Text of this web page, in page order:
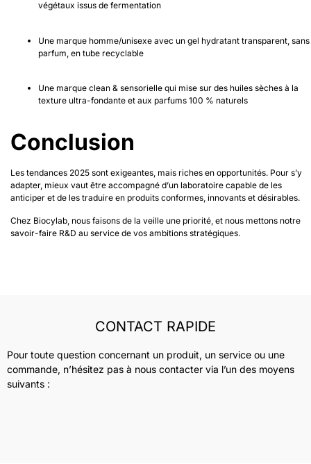
végétaux issus de fermentation
Une marque homme/unisexe avec un gel hydratant transparent, sans
parfum, en tube recyclable
Une marque clean & sensorielle qui mise sur des huiles sèches à la
texture ultra-fondante et aux parfums 100 % naturels
Conclusion
Les tendances 2025 sont exigeantes, mais riches en opportunités. Pour s’y
adapter, mieux vaut être accompagné d’un laboratoire capable de les
anticiper et de les traduire en produits conformes, innovants et désirables.
Chez Biocylab, nous faisons de la veille une priorité, et nous mettons notre
savoir-faire R&D au service de vos ambitions stratégiques.
CONTACT RAPIDE
Pour toute question concernant un produit, un service ou une
commande, n’hésitez pas à nous contacter via l’un des moyens
suivants :